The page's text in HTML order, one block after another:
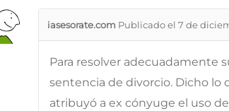
iasesorate.com Publicado el 7 de
Para resolver adecuadamente
sentencia de divorcio. Dicho lo
atribuyó a ex cónyuge el uso